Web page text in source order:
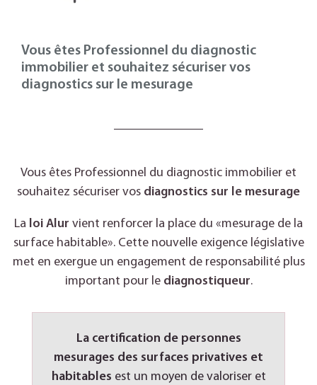
Vous êtes Professionnel du diagnostic
immobilier et souhaitez sécuriser vos
diagnostics sur le mesurage
Vous êtes Professionnel du diagnostic immobilier et
souhaitez sécuriser vos diagnostics sur le mesurage
La loi Alur vient renforcer la place du «mesurage de la
surface habitable». Cette nouvelle exigence législative
met en exergue un engagement de responsabilité plus
important pour le diagnostiqueur.
La certification de personnes
mesurages des surfaces privatives et
habitables est un moyen de valoriser et